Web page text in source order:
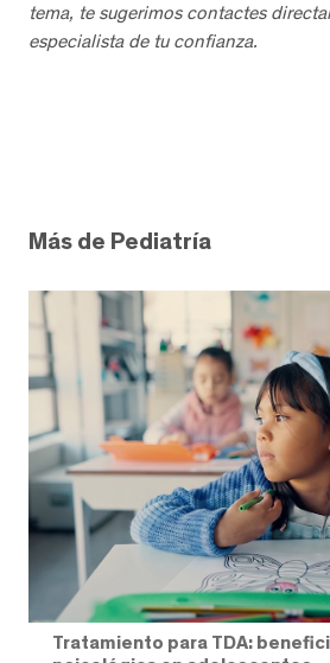
tema, te sugerimos contactes
especialista de tu confianza.
Más de Pediatría
Tratamiento para TDA: